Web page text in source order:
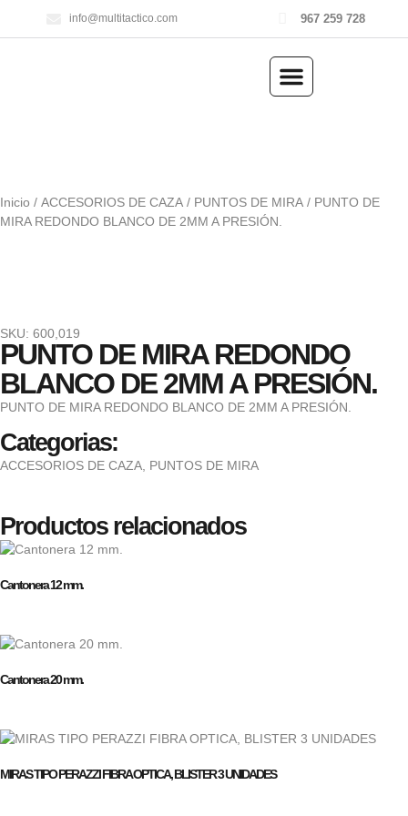
info@multitactico.com 967 259 728
Inicio / ACCESORIOS DE CAZA / PUNTOS DE MIRA / PUNTO DE
MIRA REDONDO BLANCO DE 2MM A PRESIÓN.
SKU: 600,019
PUNTO DE MIRA REDONDO
BLANCO DE 2MM A PRESIÓN.
PUNTO DE MIRA REDONDO BLANCO DE 2MM A PRESIÓN.
Categorias:
ACCESORIOS DE CAZA, PUNTOS DE MIRA
Productos relacionados
Cantonera 12 mm.
Cantonera 20 mm.
MIRAS TIPO PERAZZI FIBRA OPTICA, BLISTER 3 UNIDADES